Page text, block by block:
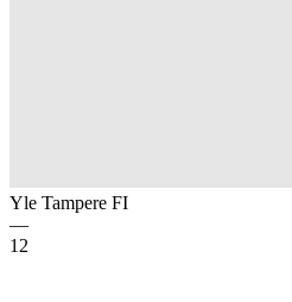
Yle Tampere FI
—
12